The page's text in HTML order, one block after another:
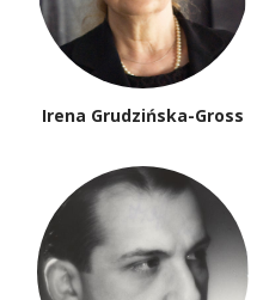
Irena Grudzińska-Gross